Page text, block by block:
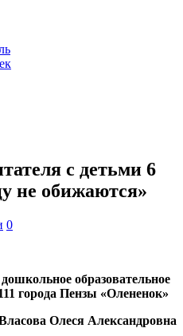
с детьми 6
не обижаются»
0
образовательное
города Пензы «Олененок»
Олеся Александровна